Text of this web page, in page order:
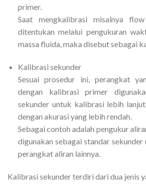
primer.
Saat mengkalibrasi misalnya
ditentukan melalui pengukuran
massa fluida, maka disebut sebagai
Kalibrasi sekunder
Sesuai prosedur ini, perangkat
dengan kalibrasi primer
sekunder untuk kalibrasi lebih
dengan akurasi yang lebih rendah.
Sebagai contoh adalah pengukur
digunakan sebagai standar
perangkat aliran lainnya.
Kalibrasi sekunder terdiri dari dua jenis